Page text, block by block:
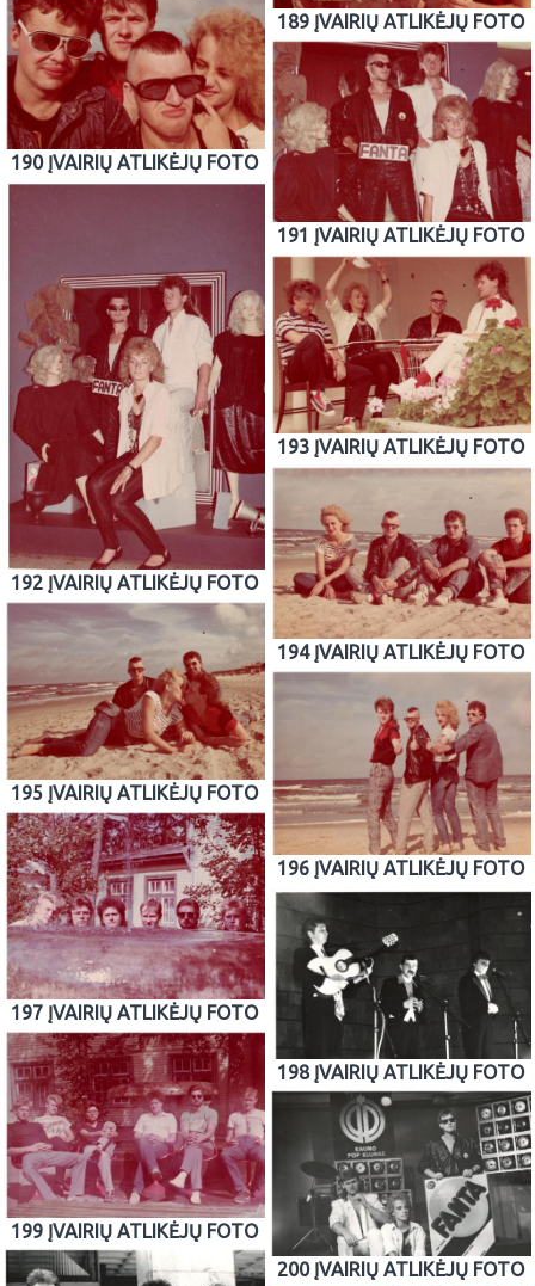
189 ĮVAIRIŲ ATLIKĖJŲ FOTO
190 ĮVAIRIŲ ATLIKĖJŲ FOTO
191 ĮVAIRIŲ ATLIKĖJŲ FOTO
192 ĮVAIRIŲ ATLIKĖJŲ FOTO
193 ĮVAIRIŲ ATLIKĖJŲ FOTO
194 ĮVAIRIŲ ATLIKĖJŲ FOTO
195 ĮVAIRIŲ ATLIKĖJŲ FOTO
196 ĮVAIRIŲ ATLIKĖJŲ FOTO
197 ĮVAIRIŲ ATLIKĖJŲ FOTO
198 ĮVAIRIŲ ATLIKĖJŲ FOTO
199 ĮVAIRIŲ ATLIKĖJŲ FOTO
200 ĮVAIRIŲ ATLIKĖJŲ FOTO